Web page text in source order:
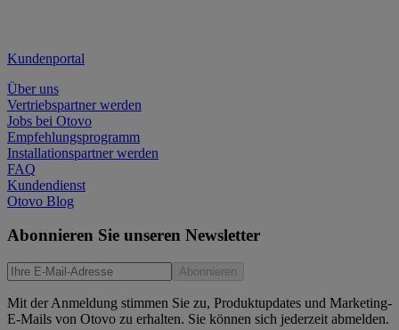
Kundenportal
Über uns
Vertriebspartner werden
Jobs bei Otovo
Empfehlungsprogramm
Installationspartner werden
FAQ
Kundendienst
Otovo Blog
Abonnieren Sie unseren Newsletter
Abonnieren
Mit der Anmeldung stimmen Sie zu, Produktupdates und Marketing-
E-Mails von Otovo zu erhalten. Sie können sich jederzeit abmelden.